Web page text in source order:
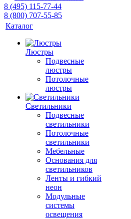
8 (495) 115-77-44
8 (800) 707-55-85
Каталог
Люстры
Подвесные
люстры
Потолочные
люстры
Светильники
Подвесные
светильники
Потолочные
светильники
Мебельные
Основания для
светильников
Ленты и гибкий
неон
Модульные
системы
освещения